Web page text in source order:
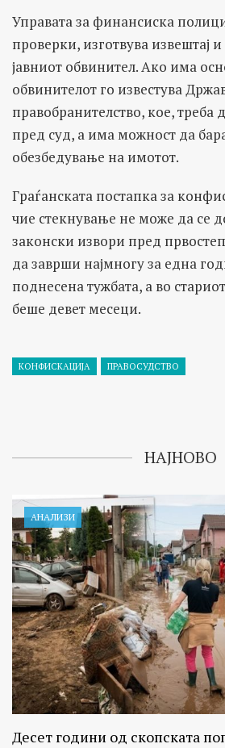
Управата за финансиска
проверки, изготвува извештај и
јавниот обвинител. Ако има
обвинителот го известува
правобранителство, кое, треба
пред суд, а има можност да
обезбедување на имотот.
Граѓанската постапка за
чие стекнување не може да се
законски извори пред
да заврши најмногу за една
поднесена тужбата, а во
беше девет месеци.
КОНФИСКАЦИЈА ПРАВОСУДСТВО
НАЈНОВО
АНАЛИЗИ
Десет години од скопската